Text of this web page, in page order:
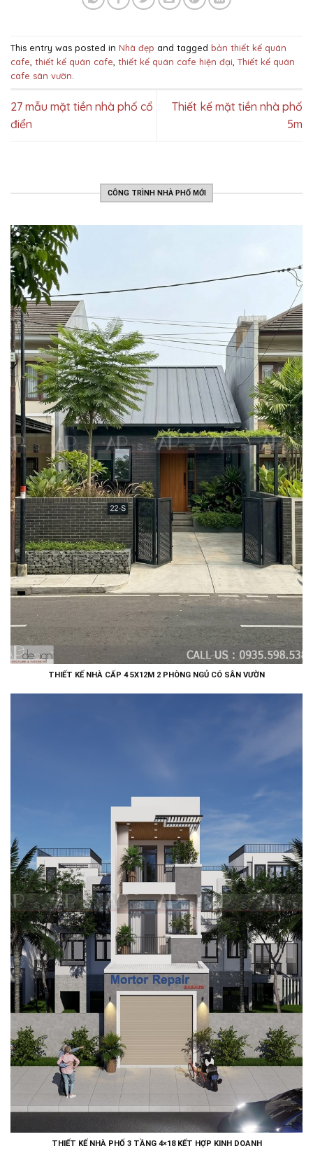
This entry was posted in Nhà đẹp and tagged bản thiết kế quán
cafe, thiết kế quán cafe, thiết kế quán cafe hiện đại, Thiết kế quán
cafe sân vườn.
27 mẫu mặt tiền nhà phố cổ
điển
Thiết kế mặt tiền nhà phố
5m
CÔNG TRÌNH NHÀ PHỐ MỚI
THIẾT KẾ NHÀ CẤP 4 5X12M 2 PHÒNG NGỦ CÓ SÂN VƯỜN
THIẾT KẾ NHÀ PHỐ 3 TẦNG 4×18 KẾT HỢP KINH DOANH